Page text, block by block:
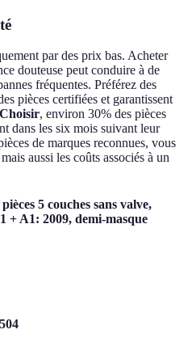
par des prix bas. Acheter
douteuse peut conduire à de
fréquentes. Préférez des
pièces certifiées et garantissent
, environ 30% des pièces
dans les six mois suivant leur
de marques reconnues, vous
aussi les coûts associés à un
5 couches sans valve,
+ A1: 2009, demi-masque